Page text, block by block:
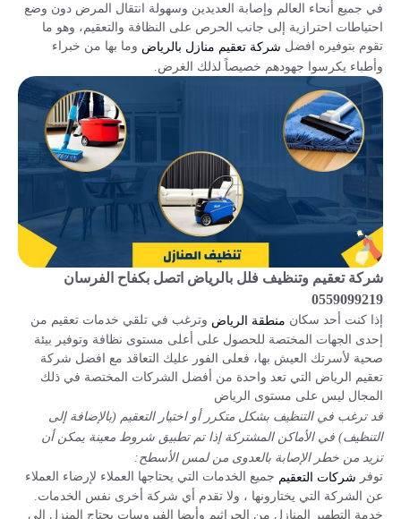
في جميع أنحاء العالم وإصابة العديدين وسهولة انتقال المرض دون وضع
احتياطات احترازية إلى جانب الحرص على النظافة والتعقيم، وهو ما
تقوم بتوفيره افضل شركة تعقيم منازل بالرياض وما بها من خبراء
وأطباء يكرسوا جهودهم خصيصاً لذلك الغرض.
شركة تعقيم وتنظيف فلل بالرياض اتصل بكفاح الفرسان
0559099219
إذا كنت أحد سكان منطقة الرياض وترغب في تلقي خدمات تعقيم من
إحدى الجهات المختصة للحصول على أعلى مستوى نظافة وتوفير بيئة
صحية لأسرتك العيش بها، فعلى الفور عليك التعاقد مع افضل شركة
تعقيم الرياض التي تعد واحدة من أفضل الشركات المختصة في ذلك
المجال ليس على مستوى الرياض
قد ترغب في التنظيف بشكل متكرر أو اختيار التعقيم (بالإضافة إلى
التنظيف) في الأماكن المشتركة إذا تم تطبيق شروط معينة يمكن أن
تزيد من خطر الإصابة بالعدوى من لمس الأسطح:
توفر شركات التعقيم جميع الخدمات التي يحتاجها العملاء لإرضاء العملاء
عن الشركة التي يختارونها ، ولا تقدم أي شركة أخرى نفس الخدمات.
خدمة التطهير المنازل من الجراثيم وأيضا الفيروسات يحتاج المنزل إلى